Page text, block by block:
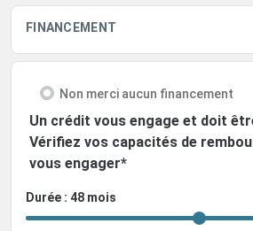
FINANCEMENT
Non merci aucun financement
Un crédit vous engage et doit
Vérifiez vos capacités de
vous engager*
Durée : 48 mois